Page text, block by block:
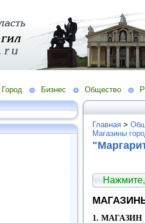
Город Бизнес Общество
Главная >
Магазины
1. МАГАЗИН